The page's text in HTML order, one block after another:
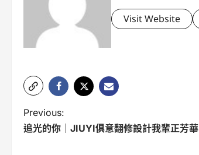
Visit Website
P
o
Previous:
追光的你｜JIUYI俱意翻修設計我輩正芳華